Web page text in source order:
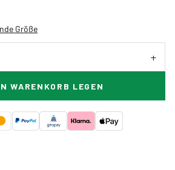
Größe
WARENKORB LEGEN